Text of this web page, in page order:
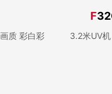
质 彩白彩
F
3.2米UV